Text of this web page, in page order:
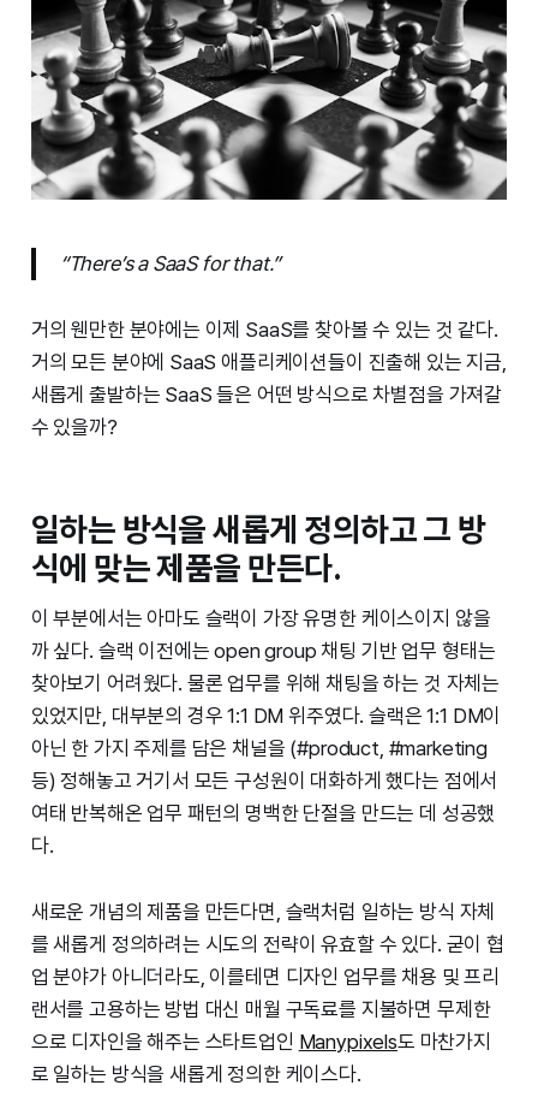
“There’s a SaaS for that.”
거의 웬만한 분야에는 이제 SaaS를 찾아볼 수 있는 것 같다.
거의 모든 분야에 SaaS 애플리케이션들이 진출해 있는 지금,
새롭게 출발하는 SaaS 들은 어떤 방식으로 차별점을 가져갈
수 있을까?
일하는 방식을 새롭게 정의하고 그 방
식에 맞는 제품을 만든다.
이 부분에서는 아마도 슬랙이 가장 유명한 케이스이지 않을
까 싶다. 슬랙 이전에는 open group 채팅 기반 업무 형태는
찾아보기 어려웠다. 물론 업무를 위해 채팅을 하는 것 자체는
있었지만, 대부분의 경우 1:1 DM 위주였다. 슬랙은 1:1 DM이
아닌 한 가지 주제를 담은 채널을 (#product, #marketing
등) 정해놓고 거기서 모든 구성원이 대화하게 했다는 점에서
여태 반복해온 업무 패턴의 명백한 단절을 만드는 데 성공했
다.
새로운 개념의 제품을 만든다면, 슬랙처럼 일하는 방식 자체
를 새롭게 정의하려는 시도의 전략이 유효할 수 있다. 굳이 협
업 분야가 아니더라도, 이를테면 디자인 업무를 채용 및 프리
랜서를 고용하는 방법 대신 매월 구독료를 지불하면 무제한
으로 디자인을 해주는 스타트업인 Manypixels도 마찬가지
로 일하는 방식을 새롭게 정의한 케이스다.